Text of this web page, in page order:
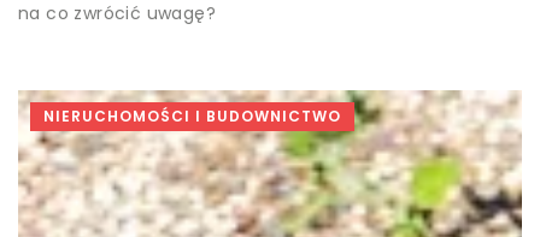
na co zwrócić uwagę?
NIERUCHOMOŚCI I BUDOWNICTWO